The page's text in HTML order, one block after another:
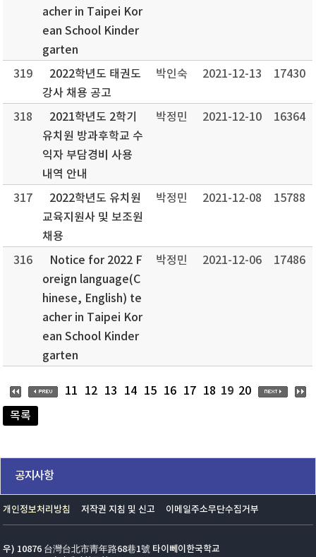
acher in Taipei Kor
ean School Kinder
garten
319
2022학년도 태권도
강사 채용 공고
박인숙 2021-12-13 17430
318
2021학년도 2학기
유치원 방과후학교 수
익자 부담경비 사용
내역 안내
박정민 2021-12-10 16364
317
2022학년도 유치원
교육지원사 및 보조원
채용
박정민 2021-12-08 15788
316
Notice for 2022 F
oreign language(C
hinese, English) te
acher in Taipei Kor
ean School Kinder
garten
박정민 2021-12-06 17486
11 12 13 14 15 16 17 18 19 20
목록
공지사항
개인정보처리방침 저작권 지침 및 신고 이메일주소무단수집거부
우) 10876 台灣台北市靑年路68巷1號 타이뻬이한국학교